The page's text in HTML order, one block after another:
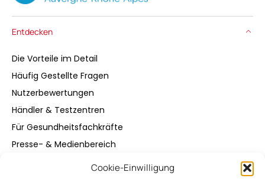
Cookie-Einwilligung
Entdecken
Die Vorteile im Detail
Häufig Gestellte Fragen
Nutzerbewertungen
Händler & Testzentren
Für Gesundheitsfachkräfte
Presse- & Medienbereich